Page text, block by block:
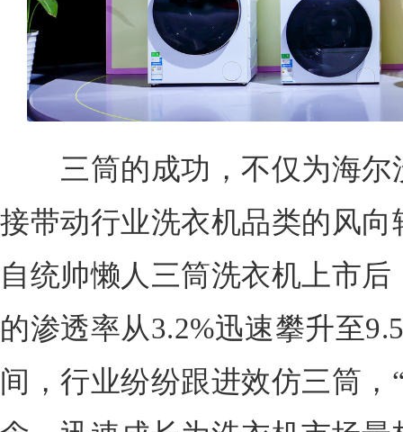
三筒的成功，不仅为海尔
接带动行业洗衣机品类的风
自统帅懒人三筒洗衣机上市
的渗透率从3.2%迅速攀升至
间，行业纷纷跟进效仿三筒，